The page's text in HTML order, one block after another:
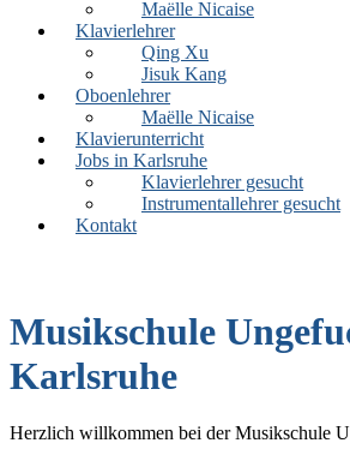
Maëlle Nicaise
Klavierlehrer
Qing Xu
Jisuk Kang
Oboenlehrer
Maëlle Nicaise
Klavierunterricht
Jobs in Karlsruhe
Klavierlehrer gesucht
Instrumentallehrer gesucht
Kontakt
Musikschule
Karlsruhe
Herzlich willkommen bei der Musikschule